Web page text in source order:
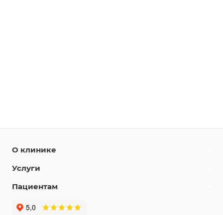
О клинике
Услуги
Пациентам